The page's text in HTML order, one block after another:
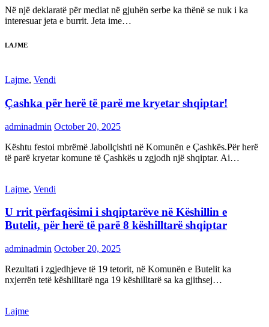
Në një deklaratë për mediat në gjuhën serbe ka thënë se nuk i ka
interesuar jeta e burrit. Jeta ime…
LAJME
Lajme, Vendi
Çashka për herë të parë me kryetar shqiptar!
adminadmin October 20, 2025
Kështu festoi mbrëmë Jabollçishti në Komunën e Çashkës.Për herë
të parë kryetar komune të Çashkës u zgjodh një shqiptar. Ai…
Lajme, Vendi
U rrit përfaqësimi i shqiptarëve në Këshillin e
Butelit, për herë të parë 8 këshilltarë shqiptar
adminadmin October 20, 2025
Rezultati i zgjedhjeve të 19 tetorit, në Komunën e Butelit ka
nxjerrën tetë këshilltarë nga 19 këshilltarë sa ka gjithsej…
Lajme